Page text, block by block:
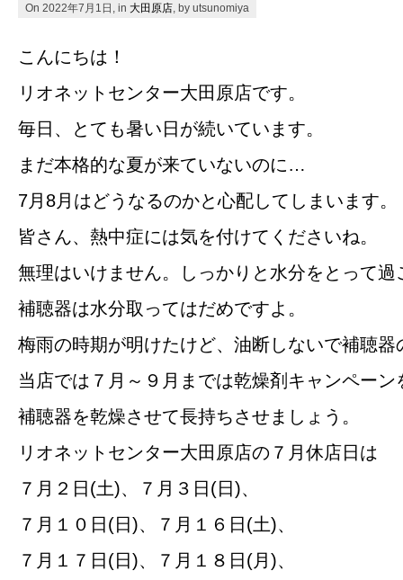
On 2022年7月1日, in 大田原店 , by utsunomiya
こんにちは！
リオネットセンター大田原店です。
毎日、とても暑い日が続いています。
まだ本格的な夏が来ていないのに…
7月8月はどうなるのかと心配してしまいます。
皆さん、熱中症には気を付けてくださいね。
無理はいけません。しっかりと水分をとって過
補聴器は水分取ってはだめですよ。
梅雨の時期が明けたけど、油断しないで補聴
当店では７月～９月までは乾燥剤キャンペーン
補聴器を乾燥させて長持ちさせましょう。
リオネットセンター大田原店の７月休店日は
７月２日(土)、７月３日(日)、
７月１０日(日)、７月１６日(土)、
７月１７日(日)、７月１８日(月)、